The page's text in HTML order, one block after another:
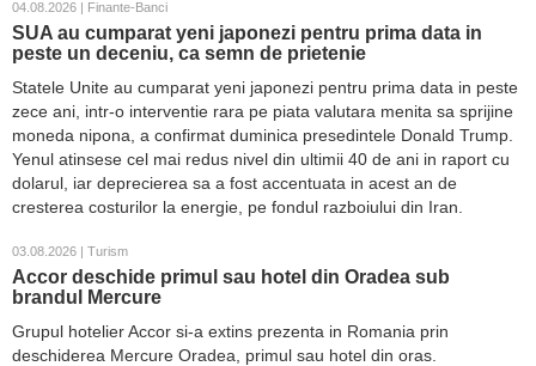
04.08.2026 | Finante-Banci
SUA au cumparat yeni japonezi pentru prima data in
peste un deceniu, ca semn de prietenie
Statele Unite au cumparat yeni japonezi pentru prima data in peste
zece ani, intr-o interventie rara pe piata valutara menita sa sprijine
moneda nipona, a confirmat duminica presedintele Donald Trump.
Yenul atinsese cel mai redus nivel din ultimii 40 de ani in raport cu
dolarul, iar deprecierea sa a fost accentuata in acest an de
cresterea costurilor la energie, pe fondul razboiului din Iran.
03.08.2026 | Turism
Accor deschide primul sau hotel din Oradea sub
brandul Mercure
Grupul hotelier Accor si-a extins prezenta in Romania prin
deschiderea Mercure Oradea, primul sau hotel din oras.